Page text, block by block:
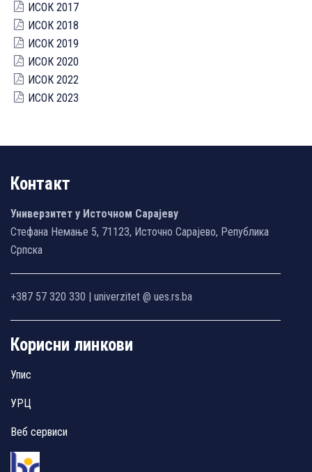
ИСОК 2017
ИСОК 2018
ИСОК 2019
ИСОК 2020
ИСОК 2022
ИСОК 2023
Контакт
Универзитет у Источном Сарајеву
Стефана Немање 5, 71123, Источно Сарајево, Република
Српска
+387 57 320 330 | univerzitet @ ues.rs.ba
Корисни линкови
Упис
УРЦ
Веб сервиси